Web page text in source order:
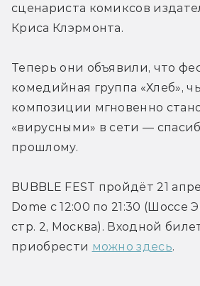
сценариста комиксов
Криса Клэрмонта.
Теперь они объявили, что
комедийная группа «Хлеб»,
композиции мгновенно
«вирусными» в сети —
прошлому.
BUBBLE FEST пройдёт 21
Dome с 12:00 по 21:30 (Шоссе
стр. 2, Москва). Входной
приобрести можно здесь.